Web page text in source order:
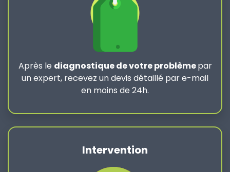
Après le diagnostique de votre problèmepar
un expert, recevez un devis détaillé par e-mail
en moins de 24h.
Intervention